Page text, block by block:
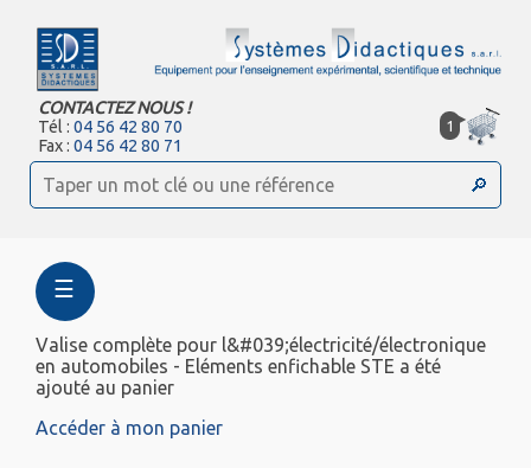
CONTACTEZ NOUS !
Tél :04 56 42 80 70
Fax :04 56 42 80 71
1
☰
Valise complète pour l&#039;électricité/électronique
en automobiles - Eléments enfichable STE a été
ajouté au panier
Accéder à mon panier